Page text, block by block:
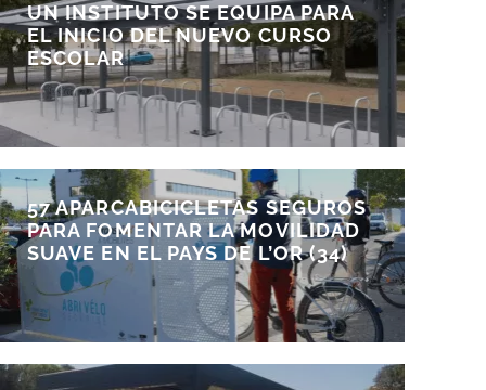
UN INSTITUTO SE EQUIPA PARA
EL INICIO DEL NUEVO CURSO
ESCOLAR
57 APARCABICICLETAS SEGUROS
PARA FOMENTAR LA MOVILIDAD
SUAVE EN EL PAYS DE L’OR (34)